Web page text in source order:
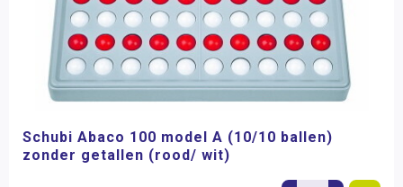
Schubi Abaco 100 model A (10/10 ballen)
zonder getallen (rood/ wit)